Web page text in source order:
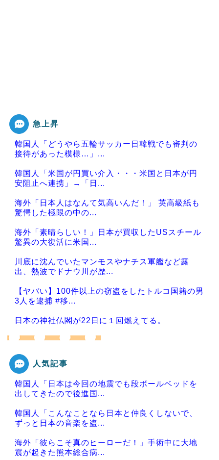
急上昇
韓国人「どうやら五輪サッカー日韓戦でも審判の
接待があった模様…」...
韓国人「米国が円買い介入・・・米国と日本が円
安阻止へ連携」→「日...
海外「日本人はなんて気高いんだ！」 英高級紙も
驚愕した極限の中の...
海外「素晴らしい！」日本が買収したUSスチール
驚異の大復活に米国...
川底に沈んでいたマンモスやナチス軍艦など露
出、熱波でドナウ川が歴...
【ヤバい】100件以上の窃盗をしたトルコ国籍の男
3人を逮捕 #移...
日本の神社仏閣が22日に１回燃えてる。
Powered by livedoor 相互RSS
人気記事
韓国人「日本は今回の地震でも段ボールベッドを
出してきたので後進国...
韓国人「こんなことなら日本と仲良くしないで、
ずっと日本の音楽を盗...
海外「彼らこそ真のヒーローだ！」手術中に大地
震が起きた熊本総合病...